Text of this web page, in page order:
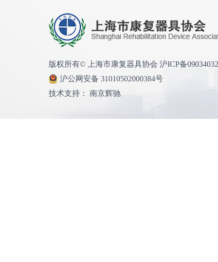
版权所有© 上海市康复器具协会 沪ICP备
沪公网安备 31010502000384号
技术支持： 南京辉驰